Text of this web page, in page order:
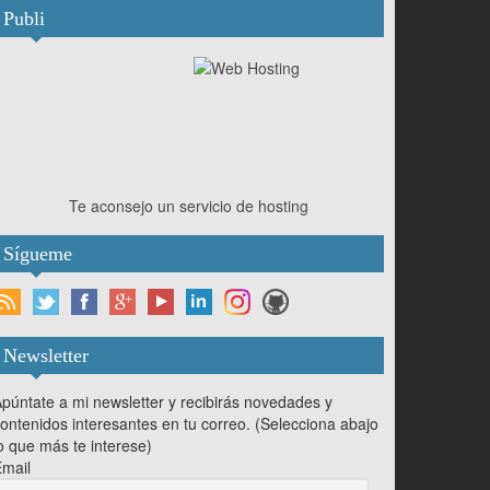
Publi
Te aconsejo un servicio de hosting
Sígueme
Newsletter
a mi newsletter y recibirás novedades y
interesantes en tu correo. (Selecciona abajo
que más te interese)